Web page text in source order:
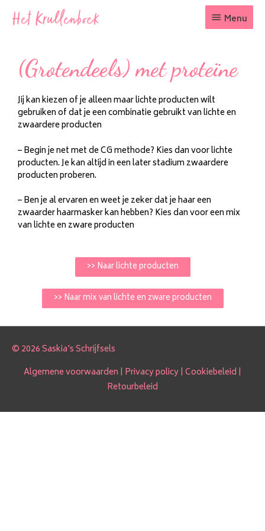
Menu
(Grotendeels) met proteïne
Jij kan kiezen of je alleen maar lichte producten wilt
gebruiken of dat je een combinatie gebruikt van lichte en
zwaardere producten
– Begin je net met de CG methode? Kies dan voor lichte
producten. Je kan altijd in een later stadium zwaardere
producten proberen.
– Ben je al ervaren en weet je zeker dat je haar een
zwaarder haarmasker kan hebben? Kies dan voor een mix
van lichte en zware producten
>> Naar lichte producten
>> Naar mix van lichte en zware producten
© 2026 Saskia's Schrijfsels
Algemene voorwaarden | Privacy policy| Cookiebeleid |
Retourbeleid